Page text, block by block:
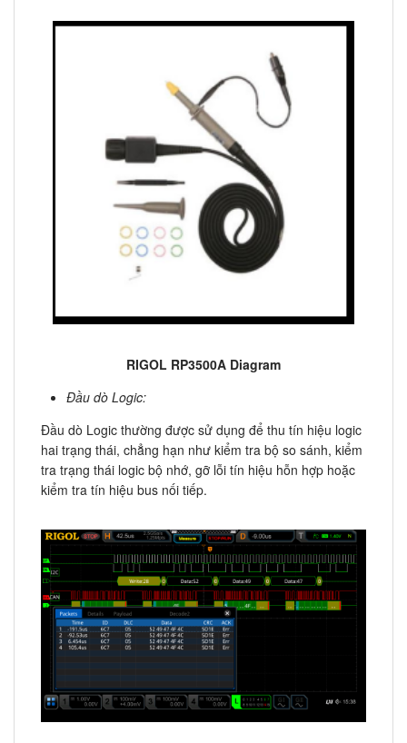
RIGOL RP3500A Diagram
Đầu dò Logic:
Đầu dò Logic thường được sử dụng để thu tín hiệu logic
hai trạng thái, chẳng hạn như kiểm tra bộ so sánh, kiểm
tra trạng thái logic bộ nhớ, gỡ lỗi tín hiệu hỗn hợp hoặc
kiểm tra tín hiệu bus nối tiếp.